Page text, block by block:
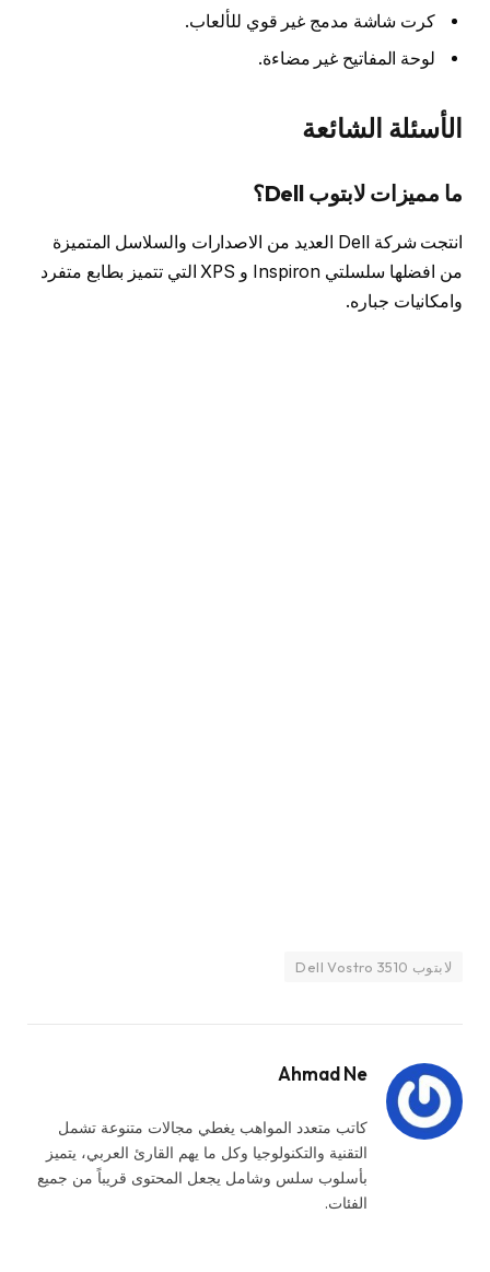
كرت شاشة مدمج غير قوي للألعاب.
لوحة المفاتيح غير مضاءة.
الأسئلة الشائعة
ما مميزات لابتوب Dell؟
انتجت شركة Dell العديد من الاصدارات والسلاسل المتميزة
من افضلها سلسلتي Inspiron و XPS التي تتميز بطابع متفرد
وامكانيات جباره.
لابتوب Dell Vostro 3510
Ahmad Ne
كاتب متعدد المواهب يغطي مجالات متنوعة تشمل
التقنية والتكنولوجيا وكل ما يهم القارئ العربي، يتميز
بأسلوب سلس وشامل يجعل المحتوى قريباً من جميع
الفئات.